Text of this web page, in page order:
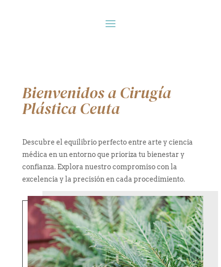
Bienvenidos a Cirugía
Plástica Ceuta
Descubre el equilibrio perfecto entre arte y ciencia
médica en un entorno que prioriza tu bienestar y
confianza. Explora nuestro compromiso con la
excelencia y la precisión en cada procedimiento.